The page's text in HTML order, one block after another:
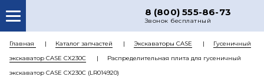
8 (800) 555-86-73
Звонок бесплатный
О НАС
КАТАЛОГ ЗАПЧАСТЕЙ
Главная Каталог запчастей Экскаваторы CASE
Гусеничный
экскаватор CASE CX230C
Распределительная плита для гусеничный
экскаватор CASE CX230C (LR014920)